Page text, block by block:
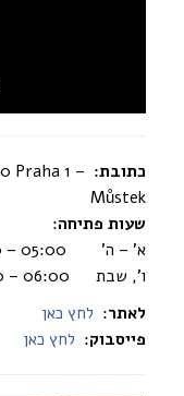
כתובת: Praha 1 –
Můstek
שעות פתיחה:
א’ – ה’ 05:00 – 20:30
ו’, שבת 06:00 – 20:30
לאתר: לחץ כאן
פייסבוק: לחץ כאן